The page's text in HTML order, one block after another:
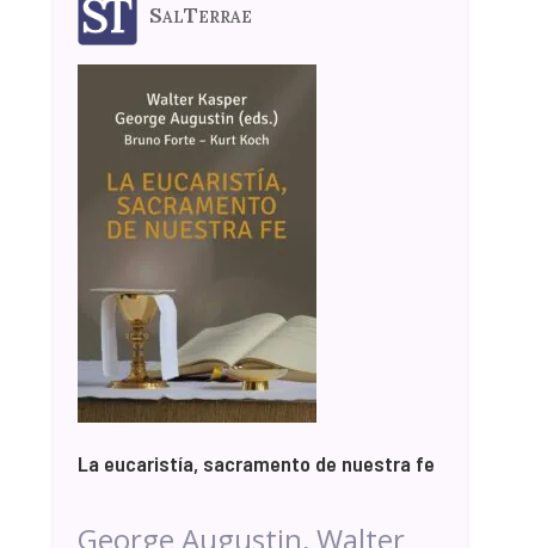
SalTerrae
La eucaristía, sacramento de nuestra fe
George Augustin, Walter